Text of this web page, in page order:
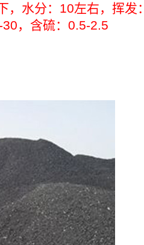
，水分： 10左右，挥发：
30，含硫： 0.5-2.5